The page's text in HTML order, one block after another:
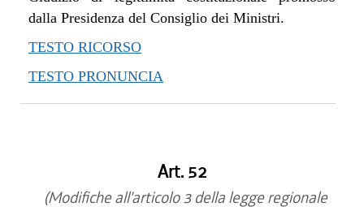
dalla Presidenza del Consiglio dei Ministri.
TESTO RICORSO
TESTO PRONUNCIA
Art. 52
(Modifiche all'articolo 3 della legge regionale